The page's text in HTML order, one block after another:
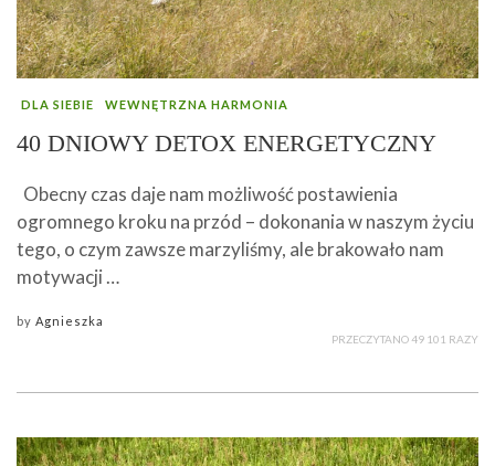
DLA SIEBIE WEWNĘTRZNA HARMONIA
40 DNIOWY DETOX ENERGETYCZNY
Obecny czas daje nam możliwość postawienia
ogromnego kroku na przód – dokonania w naszym życiu
tego, o czym zawsze marzyliśmy, ale brakowało nam
motywacji …
by Agnieszka
PRZECZYTANO 49 101 RAZY